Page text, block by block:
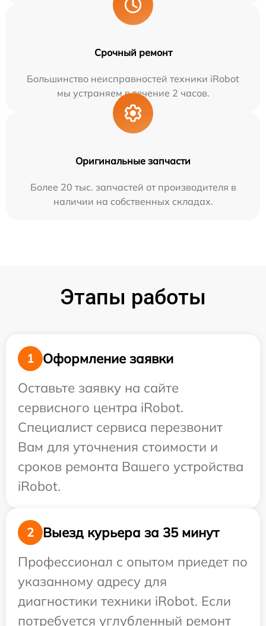
Срочный ремонт
Большинство неисправностей техники iRobot
мы устраняем в течение 2 часов.
Оригинальные запчасти
Более 20 тыс. запчастей от производителя в
наличии на собственных складах.
Этапы работы
1
Оформление заявки
Оставьте заявку на сайте
сервисного центра iRobot.
Специалист сервиса перезвонит
Вам для уточнения стоимости и
сроков ремонта Вашего устройства
iRobot.
2
Выезд курьера за 35 минут
Профессионал с опытом приедет по
указанному адресу для
диагностики техники iRobot. Если
потребуется углубленный ремонт